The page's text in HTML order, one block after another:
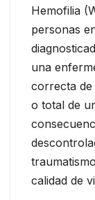
Hemofilia
personas
una
correcta de
o total de
calidad de